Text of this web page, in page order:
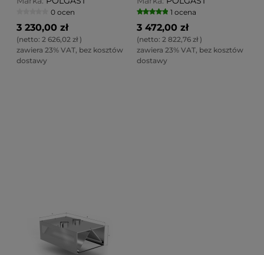
0 ocen
3 230,00 zł
(netto: 2 626,02 zł)
zawiera 23% VAT, bez kosztów
dostawy
1 ocena
3 472,00 zł
(netto: 2 822,76 zł)
zawiera 23% VAT, bez kosztów
dostawy